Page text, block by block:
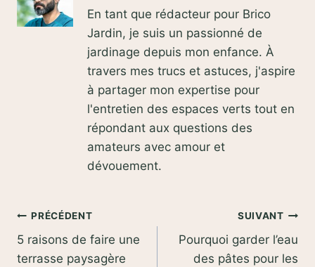
En tant que rédacteur pour Brico
Jardin, je suis un passionné de
jardinage depuis mon enfance. À
travers mes trucs et astuces, j'aspire
à partager mon expertise pour
l'entretien des espaces verts tout en
répondant aux questions des
amateurs avec amour et
dévouement.
Navigation
de
PRÉCÉDENT
5 raisons de faire une
terrasse paysagère
SUIVANT
Pourquoi garder l’eau
des pâtes pour les